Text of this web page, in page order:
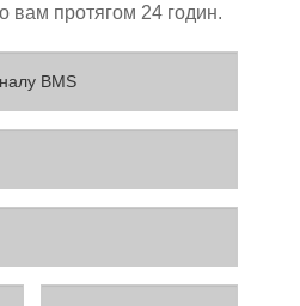
вам протягом 24 годин.